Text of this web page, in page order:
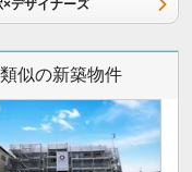
×デザイナーズ
似の新築物件